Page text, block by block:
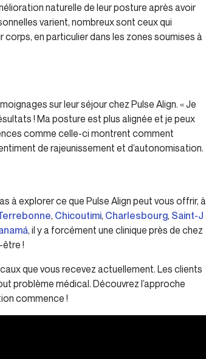
naturelle de leur posture après avoir
varient, nombreux sont ceux qui
en particulier dans les zones soumises à
sur leur séjour chez Pulse Align. « Je
! Ma posture est plus alignée et je peux
comme celle-ci montrent comment
de rajeunissement et d’autonomisation.
à explorer ce que Pulse Align peut vous offrir, à
, Chicoutimi, Charlesbourg, Saint-J
, il y a forcément une clinique près de chez
!
que vous recevez actuellement. Les clients
problème médical. Découvrez l’approche
commence !